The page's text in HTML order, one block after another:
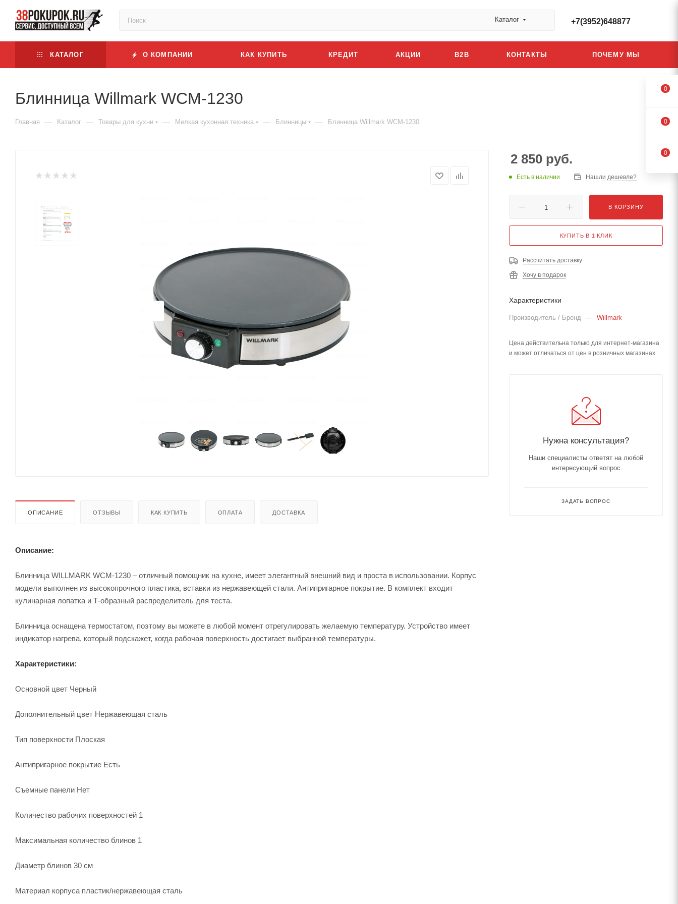
Каталог +7(3952)648877
КАТАЛОГ О КОМПАНИИ КАК КУПИТЬ КРЕДИТ АКЦИИ B2B КОНТАКТЫ ПОЧЕМУ МЫ
Блинница Willmark WCM-1230
Главная — Каталог — Товары для кухни — Мелкая кухонная техника — Блинницы — Блинница Willmark WCM-1230
ОПИСАНИЕ ОТЗЫВЫ КАК КУПИТЬ ОПЛАТА ДОСТАВКА
Описание:
Блинница WILLMARK WCM-1230 – отличный помощник на кухне, имеет элегантный внешний вид и проста в использовании. Корпус
модели выполнен из высокопрочного пластика, вставки из нержавеющей стали. Антипригарное покрытие. В комплект входит
кулинарная лопатка и Т-образный распределитель для теста.
Блинница оснащена термостатом, поэтому вы можете в любой момент отрегулировать желаемую температуру. Устройство имеет
индикатор нагрева, который подскажет, когда рабочая поверхность достигает выбранной температуры.
Характеристики:
Основной цвет Черный
Дополнительный цвет Нержавеющая сталь
Тип поверхности Плоская
Антипригарное покрытие Есть
Съемные панели Нет
Количество рабочих поверхностей 1
Максимальная количество блинов 1
Диаметр блинов 30 см
Материал корпуса пластик/нержавеющая сталь
2 850 руб.
Есть в наличии Нашли дешевле?
В КОРЗИНУ
КУПИТЬ В 1 КЛИК
Рассчитать доставку
Хочу в подарок
Характеристики
Производитель / Бренд — Willmark
Цена действительна только для интернет-магазина
и может отличаться от цен в розничных магазинах
Нужна консультация?
Наши специалисты ответят на любой
интересующий вопрос
ЗАДАТЬ ВОПРОС
0
0
0